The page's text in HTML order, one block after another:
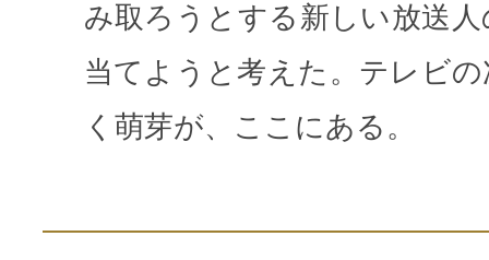
み取ろうとする新しい放送
当てようと考えた。テレビ
く萌芽が、ここにある。